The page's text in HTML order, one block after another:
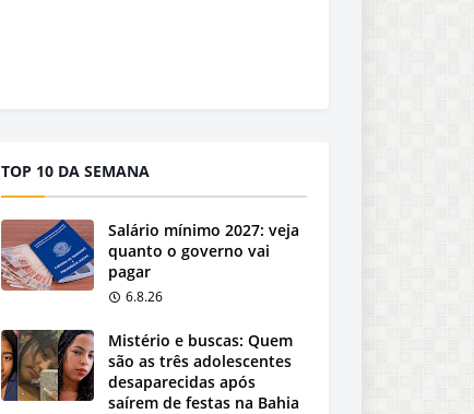
TOP 10 DA SEMANA
Salário mínimo 2027: veja
quanto o governo vai
pagar
6.8.26
Mistério e buscas: Quem
são as três adolescentes
desaparecidas após
saírem de festas na Bahia